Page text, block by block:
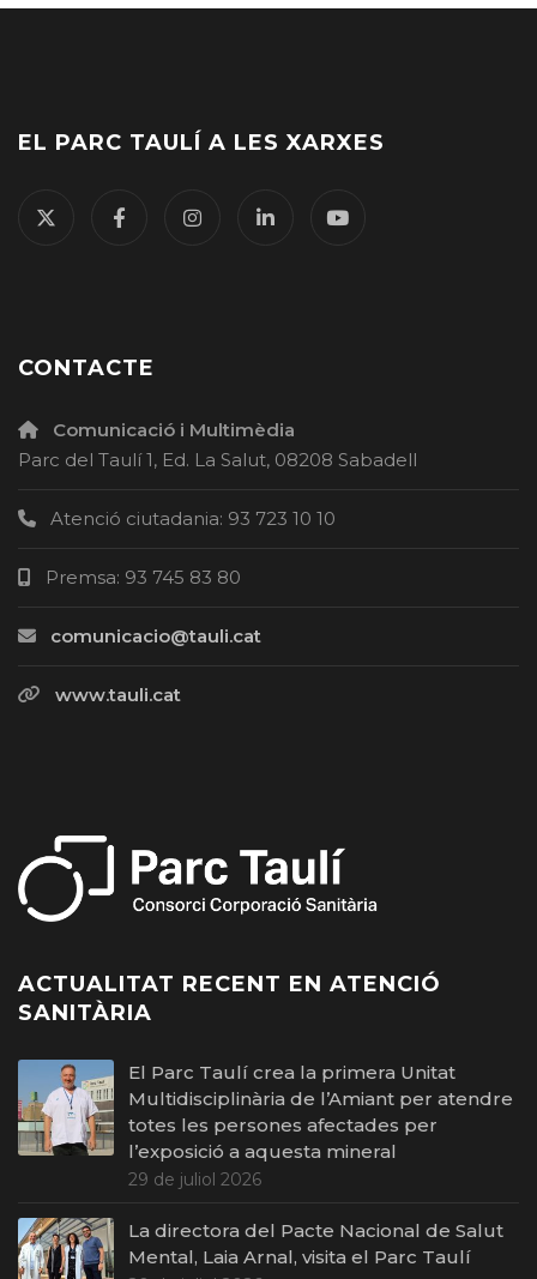
EL PARC TAULÍ A LES XARXES
CONTACTE
Comunicació i Multimèdia
Parc del Taulí 1, Ed. La Salut, 08208 Sabadell
Atenció ciutadania: 93 723 10 10
Premsa: 93 745 83 80
comunicacio@tauli.cat
www.tauli.cat
ACTUALITAT RECENT EN ATENCIÓ
SANITÀRIA
El Parc Taulí crea la primera Unitat
Multidisciplinària de l’Amiant per atendre
totes les persones afectades per
l’exposició a aquesta mineral
29 de juliol 2026
La directora del Pacte Nacional de Salut
Mental, Laia Arnal, visita el Parc Taulí